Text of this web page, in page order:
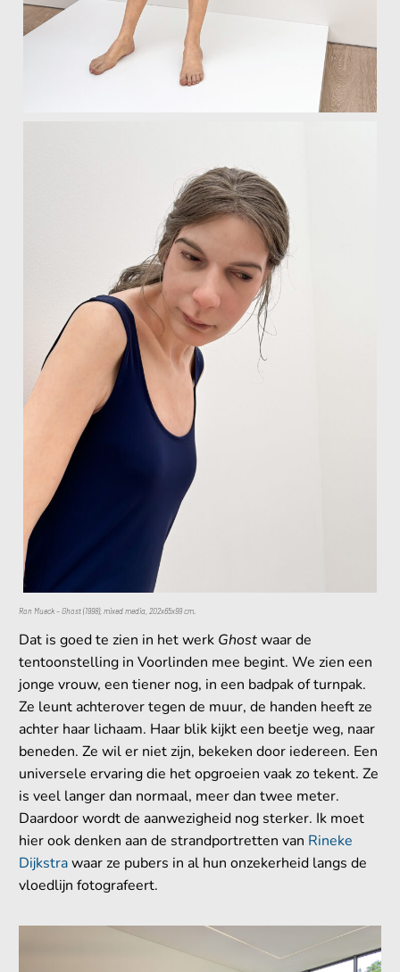
Ron Mueck – Ghost (1998), mixed media, 202x65x99 cm.
Dat is goed te zien in het werk Ghostwaar de
tentoonstelling in Voorlinden mee begint. We zien een
jonge vrouw, een tiener nog, in een badpak of turnpak.
Ze leunt achterover tegen de muur, de handen heeft ze
achter haar lichaam. Haar blik kijkt een beetje weg, naar
beneden. Ze wil er niet zijn, bekeken door iedereen. Een
universele ervaring die het opgroeien vaak zo tekent. Ze
is veel langer dan normaal, meer dan twee meter.
Daardoor wordt de aanwezigheid nog sterker. Ik moet
hier ook denken aan de strandportretten van Rineke
Dijkstrawaar ze pubers in al hun onzekerheid langs de
vloedlijn fotografeert.